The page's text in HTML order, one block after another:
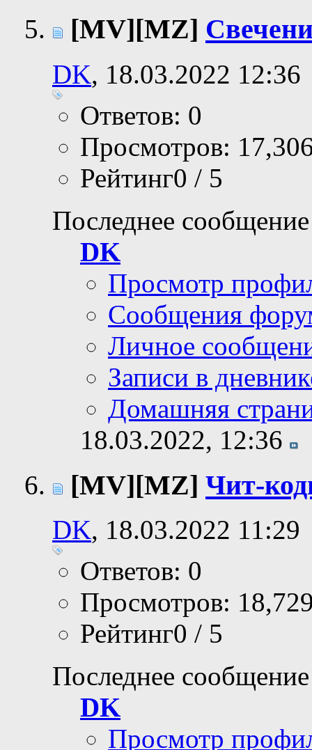
[MV][MZ]
DK, 18.03.2022 12:36
Ответов: 0
Просмотров:
Рейтинг0 / 5
Последнее
DK
Просмотр
Сообщения
Личное
Записи в
Домашняя
18.03.2022, 12:36
[MV][MZ] Чит-
DK, 18.03.2022 11:29
Ответов: 0
Просмотров:
Рейтинг0 / 5
Последнее
DK
Просмотр